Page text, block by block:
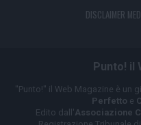
DISCLAIMER
Punto! il
"Punto!" il Web Magazine è un
Perfetto e
Edito dall'Associazione